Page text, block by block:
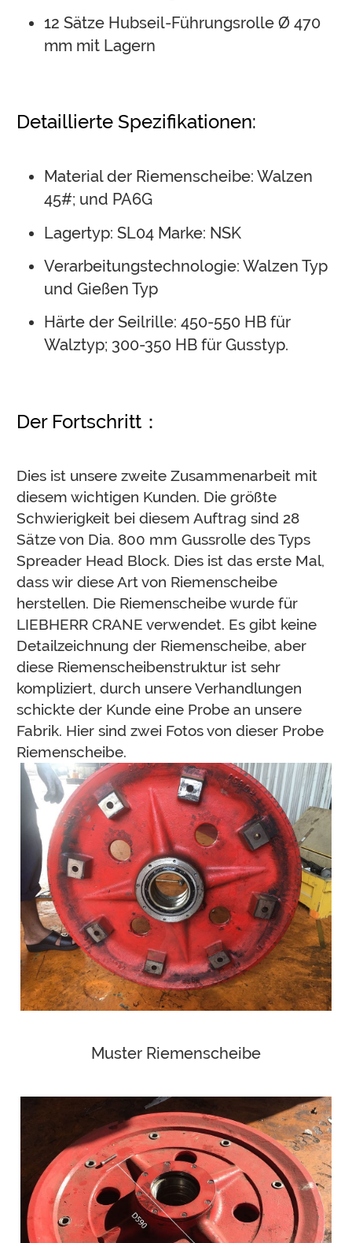
12 Sätze Hubseil-Führungsrolle Ø 470
mm mit Lagern
Detaillierte Spezifikationen:
Material der Riemenscheibe: Walzen
45#; und PA6G
Lagertyp: SL04 Marke: NSK
Verarbeitungstechnologie: Walzen Typ
und Gießen Typ
Härte der Seilrille: 450-550 HB für
Walztyp; 300-350 HB für Gusstyp.
Der Fortschritt：
Dies ist unsere zweite Zusammenarbeit mit
diesem wichtigen Kunden. Die größte
Schwierigkeit bei diesem Auftrag sind 28
Sätze von Dia. 800 mm Gussrolle des Typs
Spreader Head Block. Dies ist das erste Mal,
dass wir diese Art von Riemenscheibe
herstellen. Die Riemenscheibe wurde für
LIEBHERR CRANE verwendet. Es gibt keine
Detailzeichnung der Riemenscheibe, aber
diese Riemenscheibenstruktur ist sehr
kompliziert, durch unsere Verhandlungen
schickte der Kunde eine Probe an unsere
Fabrik. Hier sind zwei Fotos von dieser Probe
Riemenscheibe.
Muster Riemenscheibe